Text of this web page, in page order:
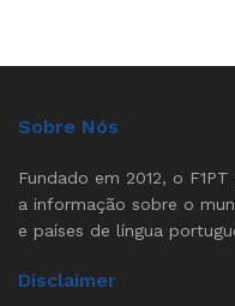
Sobre Nós
Fundado em 2012, o
a informação sobre o
e países de língua
Disclaimer